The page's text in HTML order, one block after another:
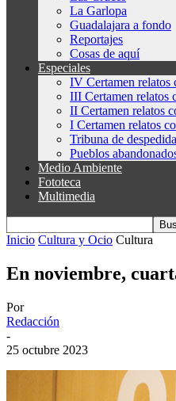
La Garlopa
Guadalajara a fondo
Reportajes
Cosas de aquí
Especiales
IV Certamen relatos
III Certamen relatos
II Certamen relatos
I Certamen relatos
Tribuna de despedida
Pueblos
Medio Ambiente
Fototeca
Multimedia
Inicio Cultura y Ocio Cultura
En noviembre,
Por
Redacción
-
25 octubre 2023